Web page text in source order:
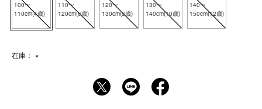
100〜
110cm(4歳)
110〜
120cm(6歳)
120〜
130cm(8歳)
130〜
140cm(10歳)
140〜
150cm(12歳)
在庫： ×